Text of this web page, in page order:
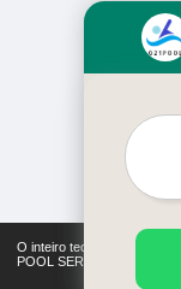
O inteiro teor deste site
POOL SERVICOS DE